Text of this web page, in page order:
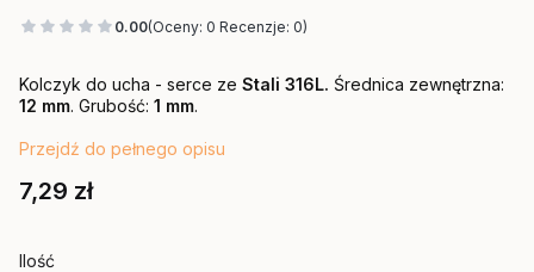
0.00(Oceny: 0 Recenzje: 0)
Kolczyk do ucha - serce ze Stali 316L. Średnica zewnętrzna:
12 mm. Grubość: 1 mm.
Przejdź do pełnego opisu
Cena
7,29 zł
Ilość